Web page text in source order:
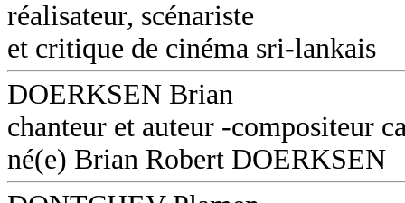
réalisateur, scénariste
et critique de cinéma sri-lankais
DOERKSEN Brian
chanteur et auteur -compositeur
né(e) Brian Robert DOERKSEN